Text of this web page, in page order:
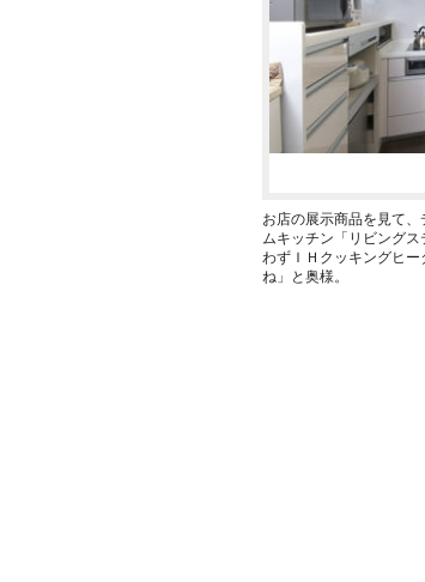
お店の展示商品を見て
ムキッチン「リビング
わずＩＨクッキングヒ
ね」と奥様。